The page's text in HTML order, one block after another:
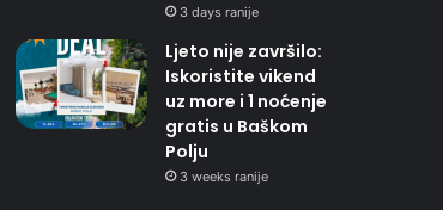
3 days ranije
Ljeto nije završilo:
Iskoristite vikend
uz more i 1 noćenje
gratis u Baškom
Polju
3 weeks ranije